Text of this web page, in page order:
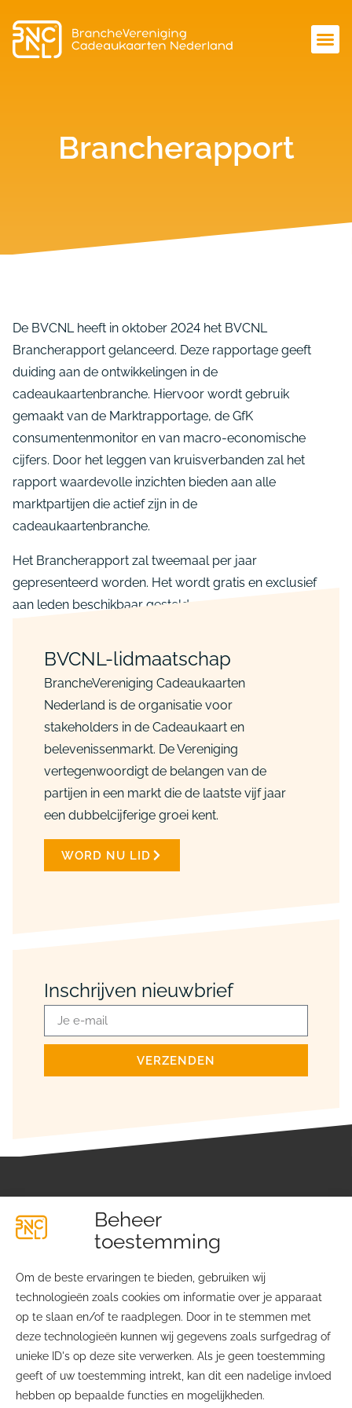
Beheer
toestemming
Om de beste ervaringen te bieden, gebruiken wij
technologieën zoals cookies om informatie over je apparaat
op te slaan en/of te raadplegen. Door in te stemmen met
deze technologieën kunnen wij gegevens zoals surfgedrag of
unieke ID's op deze site verwerken. Als je geen toestemming
geeft of uw toestemming intrekt, kan dit een nadelige invloed
hebben op bepaalde functies en mogelijkheden.
Brancherapport
De BVCNL heeft in oktober 2024 het BVCNL
Brancherapport gelanceerd. Deze rapportage geeft
duiding aan de ontwikkelingen in de
cadeaukaartenbranche. Hiervoor wordt gebruik
gemaakt van de Marktrapportage, de GfK
consumentenmonitor en van macro-economische
cijfers. Door het leggen van kruisverbanden zal het
rapport waardevolle inzichten bieden aan alle
marktpartijen die actief zijn in de
cadeaukaartenbranche.
Het Brancherapport zal tweemaal per jaar
gepresenteerd worden. Het wordt gratis en exclusief
aan leden beschikbaar gesteld.
BVCNL-lidmaatschap
BrancheVereniging Cadeaukaarten
Nederland is de organisatie voor
stakeholders in de Cadeaukaart en
belevenissenmarkt. De Vereniging
vertegenwoordigt de belangen van de
partijen in een markt die de laatste vijf jaar
een dubbelcijferige groei kent.
WORD NU LID
Inschrijven nieuwbrief
VERZENDEN
Lichtfabriekplein 4
2031 TE Haarlem
info@bvcnl.nl
Over ons
Ledenvoordelen
Privacyverklaring
Cookiebeleid